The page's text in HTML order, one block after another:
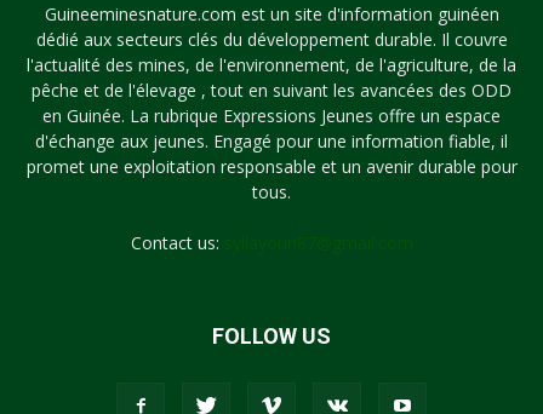
Guineeminesnature.com est un site d'information guinéen
dédié aux secteurs clés du développement durable. Il couvre
l'actualité des mines, de l'environnement, de l'agriculture, de la
pêche et de l'élevage , tout en suivant les avancées des ODD
en Guinée. La rubrique Expressions Jeunes offre un espace
d'échange aux jeunes. Engagé pour une information fiable, il
promet une exploitation responsable et un avenir durable pour
tous.
Contact us:
FOLLOW US